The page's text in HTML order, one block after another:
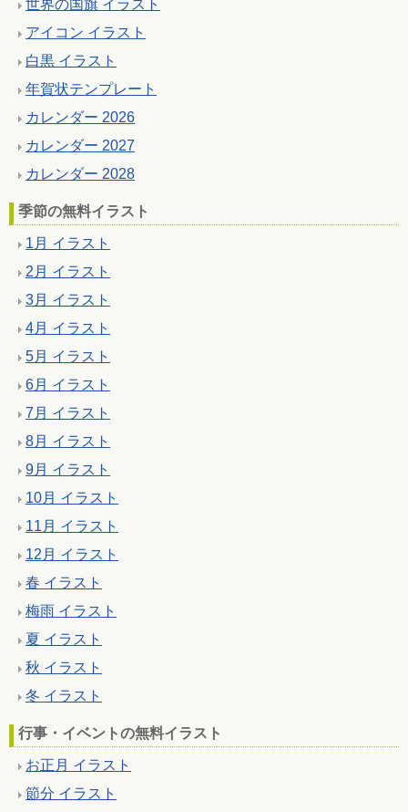
世界の国旗 イラスト
アイコン イラスト
白黒 イラスト
年賀状テンプレート
カレンダー 2026
カレンダー 2027
カレンダー 2028
季節の無料イラスト
1月 イラスト
2月 イラスト
3月 イラスト
4月 イラスト
5月 イラスト
6月 イラスト
7月 イラスト
8月 イラスト
9月 イラスト
10月 イラスト
11月 イラスト
12月 イラスト
春 イラスト
梅雨 イラスト
夏 イラスト
秋 イラスト
冬 イラスト
行事・イベントの無料イラスト
お正月 イラスト
節分 イラスト